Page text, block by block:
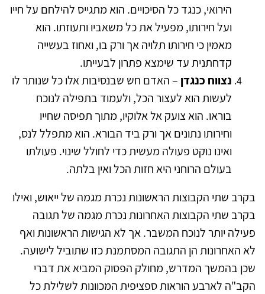
הירואי, כנגד כל הסיכויים. הוא מתגייס להילחם על חייו
ועל חירותו, מפעיל את כל משאביו ותעוזתו. הוא
מאמין כי חירותו תלויה אך ורק בו, ואחוז בעשייה
קדחתנית עד שימצא פתרון לבעייתו.
נצווח כנגדן – האדם חש שבנסיבות אלו כל שנותר לו
לעשות הוא לעצור הכל, ולעמוד בתפילה לנוכח
בוראו. הוא צועק אל אלוקיו, מתוך תפיסה שחייו
וחירותו נתונים אך ורק ביד הבורא. הוא מתפלל לנס,
ואינו נוקט פעולה מעשית כדי לחולל שינוי. פעולתו
בעולם הרוחני היא חזות הכל ואין בלתה.
בקרב שתי הקבוצות הראשונות נכרת מגמה של ייאוש, ואילו
בקרב שתי הקבוצות האחרונות נכרת מגמה של תגובה
פעילה יותר לנוכח המשבר. אך לא הגישות הראשונות ואף
לא האחרונות הן התגובה המסתמנת כזו שתוביל לישועה.
שכן בהמשך המדרש, מחולק הפסוק המביא את דברי
הקב"ה לארבע הוראות ספציפית המכוונות לשלילת כל